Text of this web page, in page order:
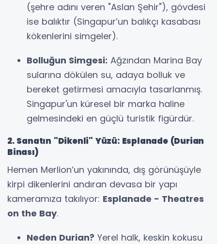
(şehre adını veren "Aslan Şehir"), gövdesi
ise balıktır (Singapur’un balıkçı kasabası
kökenlerini simgeler).
Bolluğun Simgesi: Ağzından Marina Bay
sularına dökülen su, adaya bolluk ve
bereket getirmesi amacıyla tasarlanmış.
Singapur'un küresel bir marka haline
gelmesindeki en güçlü turistik figürdür.
2. Sanatın "Dikenli" Yüzü: Esplanade (Durian
Binası)
Hemen Merlion’un yakınında, dış görünüşüyle
kirpi dikenlerini andıran devasa bir yapı
kameramıza takılıyor: Esplanade - Theatres
on the Bay.
Neden Durian? Yerel halk, keskin kokusu